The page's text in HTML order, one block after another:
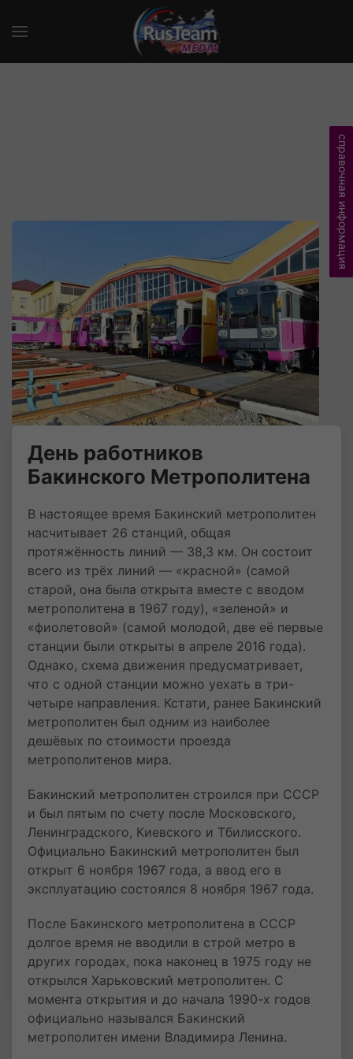
День работников
Бакинского Метрополитена
В настоящее время Бакинский метрополитен
насчитывает 26 станций, общая
протяжённость линий — 38,3 км. Он состоит
всего из трёх линий — «красной» (самой
старой, она была открыта вместе с вводом
метрополитена в 1967 году), «зеленой» и
«фиолетовой» (самой молодой, две её первые
станции были открыты в апреле 2016 года).
Однако, схема движения предусматривает,
что с одной станции можно уехать в три-
четыре направления. Кстати, ранее Бакинский
метрополитен был одним из наиболее
дешёвых по стоимости проезда
метрополитенов мира.
Бакинский метрополитен строился при СССР
и был пятым по счету после Московского,
Ленинградского, Киевского и Тбилисского.
Официально Бакинский метрополитен был
открыт 6 ноября 1967 года, а ввод его в
эксплуатацию состоялся 8 ноября 1967 года.
После Бакинского метрополитена в СССР
долгое время не вводили в строй метро в
других городах, пока наконец в 1975 году не
открылся Харьковский метрополитен. С
момента открытия и до начала 1990-х годов
официально назывался Бакинский
метрополитен имени Владимира Ленина.
справочная информация